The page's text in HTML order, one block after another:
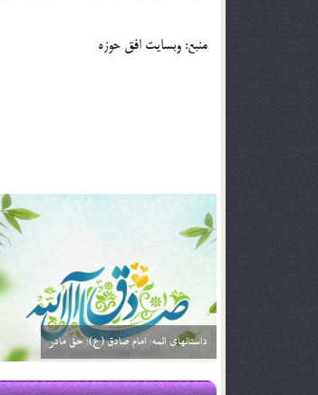
منبع: وبسایت افق حوزه
داستانهای ائمه: امام صادق (ع): خیارفروش
29 اسفند 03